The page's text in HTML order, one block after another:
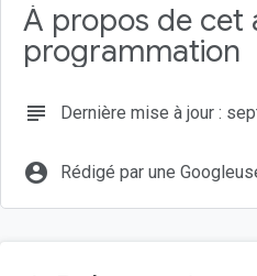
À propos de cet
programmation
subject Dernière mise à jour :
account_circle Rédigé par une